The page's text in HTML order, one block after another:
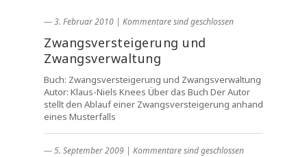
― 3. Februar 2010 | Kommentare sind geschlossen
Zwangsversteigerung und
Zwangsverwaltung
Buch: Zwangsversteigerung und Zwangsverwaltung
Autor: Klaus-Niels Knees Über das Buch Der Autor
stellt den Ablauf einer Zwangsversteigerung anhand
eines Musterfalls
― 5. September 2009 | Kommentare sind geschlossen